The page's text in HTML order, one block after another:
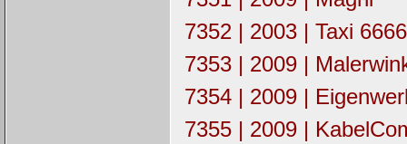
7352 | 2003 | Taxi
7353 | 2009 |
7354 | 2009 |
7355 | 2009 |